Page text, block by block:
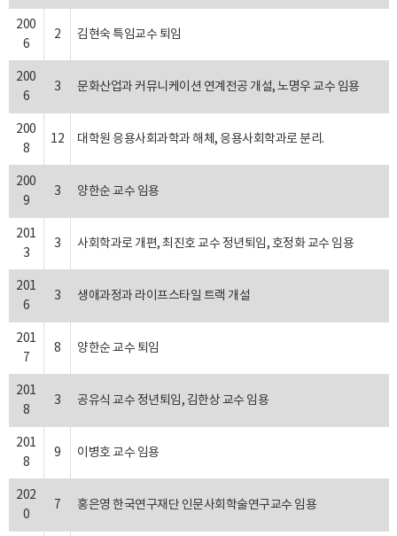
200
6
2 김현숙 특임교수 퇴임
200
6
3 문화산업과 커뮤니케이션 연계전공 개설, 노명우 교수 임용
200
8
12 대학원 응용사회과학과 해체, 응용사회학과로 분리.
200
9
3 양한순 교수 임용
201
3
3 사회학과로 개편, 최진호 교수 정년퇴임, 호정화 교수 임용
201
6
3 생애과정과 라이프스타일 트랙 개설
201
7
8 양한순 교수 퇴임
201
8
3 공유식 교수 정년퇴임, 김한상 교수 임용
201
8
9 이병호 교수 임용
202
0
7 홍은영 한국연구재단 인문사회학술연구교수 임용